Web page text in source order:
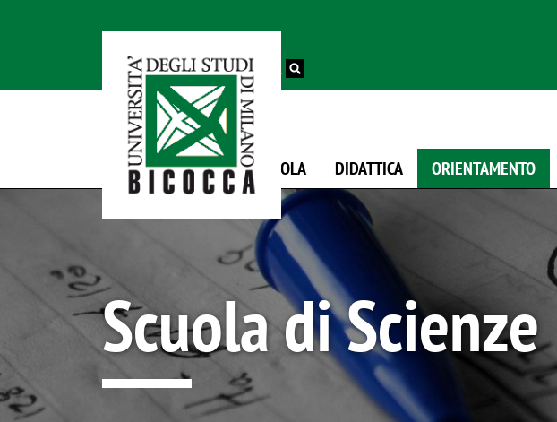
Ateneo Contatti CERCA
LA SCUOLA DIDATTICA ORIENTAMENTO
Scuola di Scienze